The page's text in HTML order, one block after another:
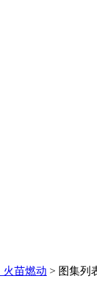
火苗燃动 > 图集列